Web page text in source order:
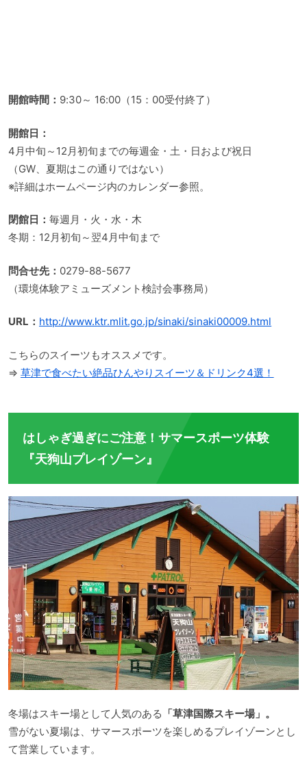
開館時間： 9:30～ 16:00（15：00受付終了）
開館日：
4月中旬～12月初旬までの毎週金・土・日および祝日
（GW、夏期はこの通りではない）
※詳細はホームページ内のカレンダー参照。
閉館日： 毎週月・火・水・木
冬期：12月初旬～翌4月中旬まで
問合せ先： 0279-88-5677
（環境体験アミューズメント検討会事務局）
URL： http://www.ktr.mlit.go.jp/sinaki/sinaki00009.html
こちらのスイーツもオススメです。
⇒ 草津で食べたい絶品ひんやりスイーツ＆ドリンク4選！
はしゃぎ過ぎにご注意！サマースポーツ体験
『天狗山プレイゾーン』
冬場はスキー場として人気のある 「草津国際スキー場」。
雪がない夏場は、サマースポーツを楽しめるプレイゾーンとし
て営業しています。